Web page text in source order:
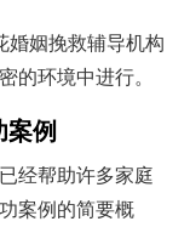
婚姻挽救辅导机构
的环境中进行。
案例
经帮助许多家庭
案例的简要概